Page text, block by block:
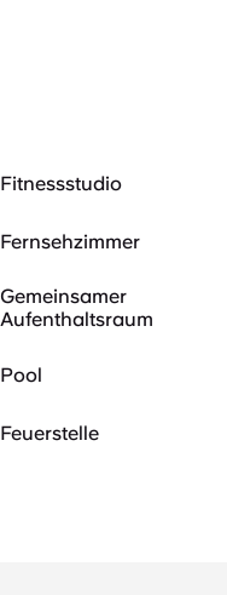
Fitnessstudio
Fernsehzimmer
Gemeinsamer
Aufenthaltsraum
Pool
Feuerstelle